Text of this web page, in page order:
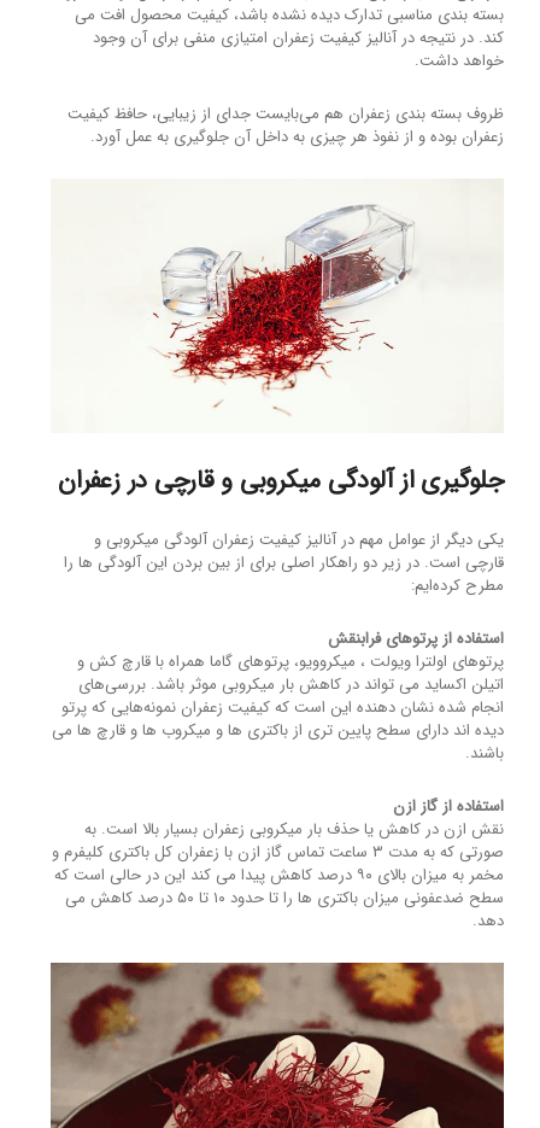
بسته بندی مناسبی تدارک دیده نشده باشد، کیفیت محصول افت می
کند. در نتیجه در آنالیز کیفیت زعفران امتیازی منفی برای آن وجود
خواهد داشت.
ظروف بسته بندی زعفران هم می‌بایست جدای از زیبایی، حافظ کیفیت
زعفران بوده و از نفوذ هر چیزی به داخل آن جلوگیری به عمل آورد.
جلوگیری از آلودگی میکروبی و قارچی در زعفران
یکی دیگر از عوامل مهم در آنالیز کیفیت زعفران آلودگی میکروبی و
قارچی است. در زیر دو راهکار اصلی برای از بین بردن این آلودگی ها را
مطرح کرده‌ایم:
استفاده از پرتوهای فرابنقش
پرتوهای اولترا ویولت ، میکروویو، پرتوهای گاما همراه با قارچ کش و
اتیلن اکساید می تواند در کاهش بار میکروبی موثر باشد. بررسی‌های
انجام شده نشان دهنده این است که کیفیت زعفران نمونه‌هایی که پرتو
دیده اند دارای سطح پایین تری از باکتری ها و میکروب ها و قارچ ها می
باشند.
استفاده از گاز ازن
نقش ازن در کاهش یا حذف بار میکروبی زعفران بسیار بالا است. به
صورتی که به مدت ۳ ساعت تماس گاز ازن با زعفران کل باکتری کلیفرم و
مخمر به میزان بالای ۹۰ درصد کاهش پیدا می کند این در حالی است که
سطح ضدعفونی میزان باکتری ها را تا حدود ۱۰ تا ۵۰ درصد کاهش می
دهد.